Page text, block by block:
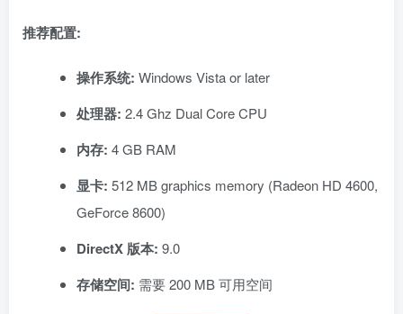
推荐配置:
操作系统: Windows Vista or later
处理器: 2.4 Ghz Dual Core CPU
内存: 4 GB RAM
显卡: 512 MB graphics memory (Radeon HD 4600,
GeForce 8600)
DirectX 版本: 9.0
存储空间: 需要 200 MB 可用空间